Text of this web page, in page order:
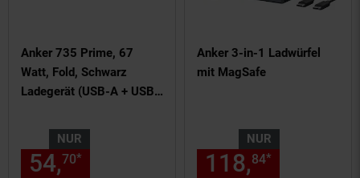
Anker 735 Prime, 67
Watt, Fold, Schwarz
Ladegerät (USB-A + USB-
NUR
54,70* € Sternchen
Anker 3-in-1 Ladwürfel
mit MagSafe
NUR
118,84*